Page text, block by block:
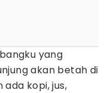
yang
akan betah di
ada kopi, jus,